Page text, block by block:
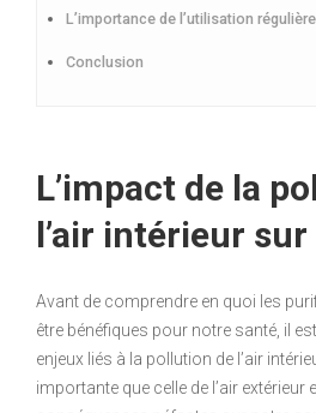
L’importance de l’utilisation
Conclusion
L’impact de la
l’air intérieur
Avant de comprendre en quoi les
être bénéfiques pour notre santé, il
enjeux liés à la pollution de l’air
importante que celle de l’air extérieur